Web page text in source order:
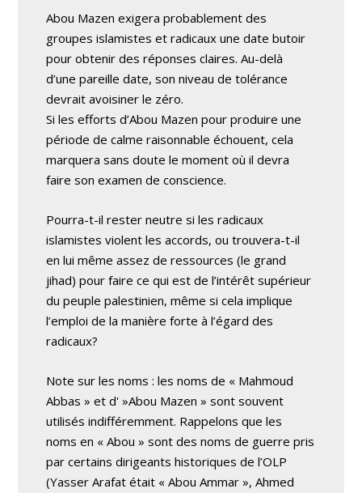
Abou Mazen exigera probablement des
groupes islamistes et radicaux une date butoir
pour obtenir des réponses claires. Au-delà
d’une pareille date, son niveau de tolérance
devrait avoisiner le zéro.
Si les efforts d’Abou Mazen pour produire une
période de calme raisonnable échouent, cela
marquera sans doute le moment où il devra
faire son examen de conscience.
Pourra-t-il rester neutre si les radicaux
islamistes violent les accords, ou trouvera-t-il
en lui même assez de ressources (le grand
jihad) pour faire ce qui est de l’intérêt supérieur
du peuple palestinien, même si cela implique
l’emploi de la manière forte à l’égard des
radicaux?
Note sur les noms : les noms de « Mahmoud
Abbas » et d' »Abou Mazen » sont souvent
utilisés indifféremment. Rappelons que les
noms en « Abou » sont des noms de guerre pris
par certains dirigeants historiques de l’OLP
(Yasser Arafat était « Abou Ammar », Ahmed